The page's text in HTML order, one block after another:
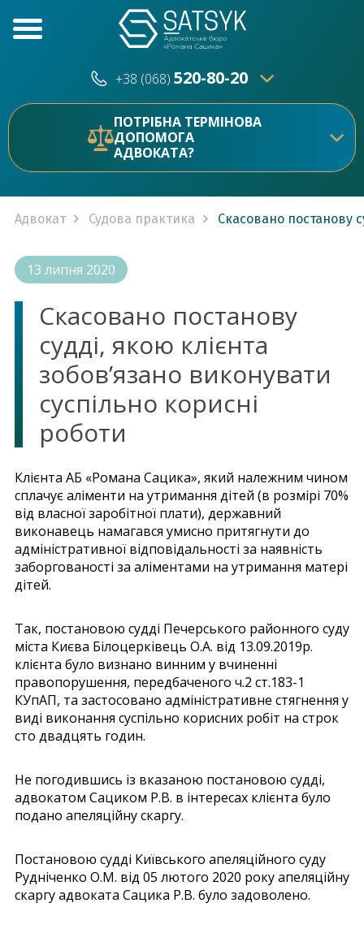
+38 (068) 520-80-20
520-80-20
ПОТРІБНА ТЕРМІНОВА
ДОПОМОГА
АДВОКАТА?
Адвокат Судова практика Скасовано постанову
13 липня 2020
Скасовано постанову
судді, якою клієнта
зобов’язано виконувати
суспільно корисні
роботи
Клієнта АБ «Романа Сацика», який належним чином
сплачує аліменти на утримання дітей (в розмірі 70%
від власної заробітної плати), державний
виконавець намагався умисно притягнути до
адміністративної відповідальності за наявність
заборгованості за аліментами на утримання матері
дітей.
Так, постановою судді Печерського районного суду
міста Києва Білоцерківець О.А. від 13.09.2019р.
клієнта було визнано винним у вчиненні
правопорушення, передбаченого ч.2 ст.183-1
КУпАП, та застосовано адміністративне стягнення у
виді виконання суспільно корисних робіт на строк
сто двадцять годин.
Не погодившись із вказаною постановою судді,
адвокатом Сациком Р.В. в інтересах клієнта було
подано апеляційну скаргу.
Постановою судді Київського апеляційного суду
Рудніченко О.М. від 05 лютого 2020 року апеляційну
скаргу адвоката Сацика Р.В. було задоволено.